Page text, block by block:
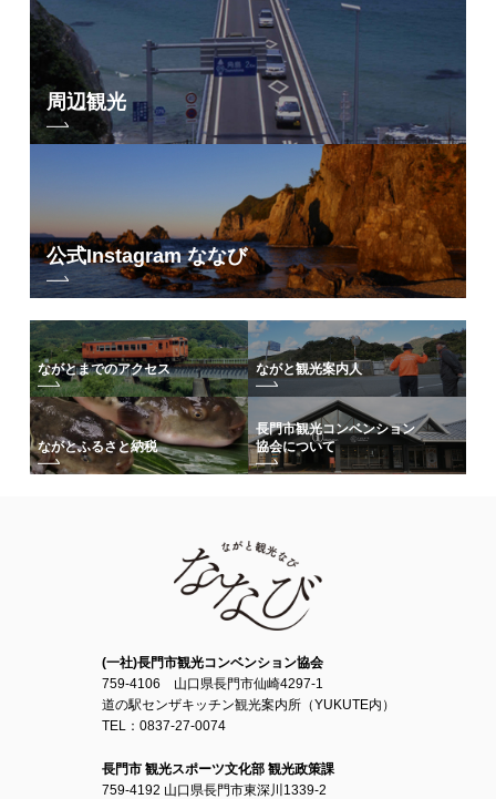
周辺観光
公式Instagram ななび
ながとまでのアクセス ながと観光案内人
ながとふるさと納税
長門市観光コンベンション
協会について
(一社)長門市観光コンベンション協会
759-4106 山口県長門市仙崎4297-1
道の駅センザキッチン観光案内所（YUKUTE内）
TEL：0837-27-0074
長門市 観光スポーツ文化部 観光政策課
759-4192 山口県長門市東深川1339-2